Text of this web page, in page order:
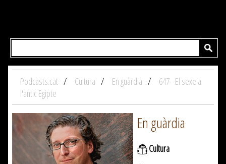
Podcasts.cat Cultura En guàrdia
647 - El sexe a
l'antic Egipte
En guàrdia
Cultura